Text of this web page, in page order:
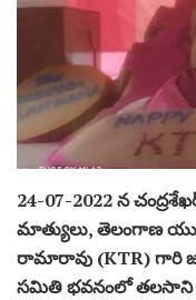
24-07-2022 న
మాత్యులు, తెలంగాణ
రామారావు (KTR) గారి
సమితి భవనంలో